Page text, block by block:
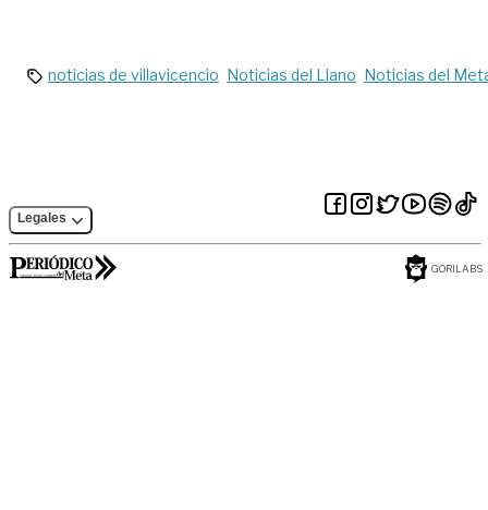
noticias de villavicencio Noticias del Llano Noticias del
Legales
GORILABS